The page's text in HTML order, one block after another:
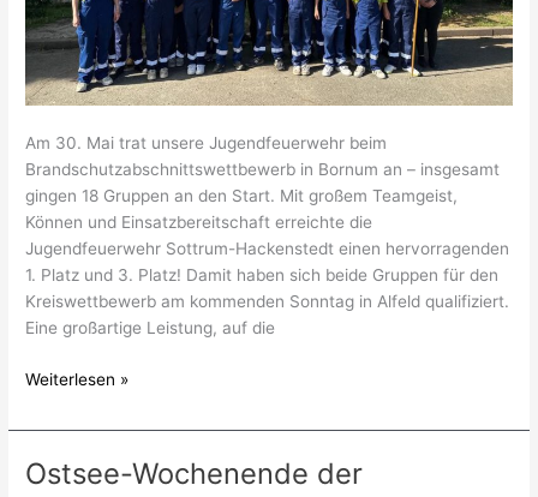
Am 30. Mai trat unsere Jugendfeuerwehr beim
Brandschutzabschnittswettbewerb in Bornum an – insgesamt
gingen 18 Gruppen an den Start. Mit großem Teamgeist,
Können und Einsatzbereitschaft erreichte die
Jugendfeuerwehr Sottrum-Hackenstedt einen hervorragenden
1. Platz und 3. Platz! Damit haben sich beide Gruppen für den
Kreiswettbewerb am kommenden Sonntag in Alfeld qualifiziert.
Eine großartige Leistung, auf die
Weiterlesen »
Ostsee-Wochenende der
Ostsee-